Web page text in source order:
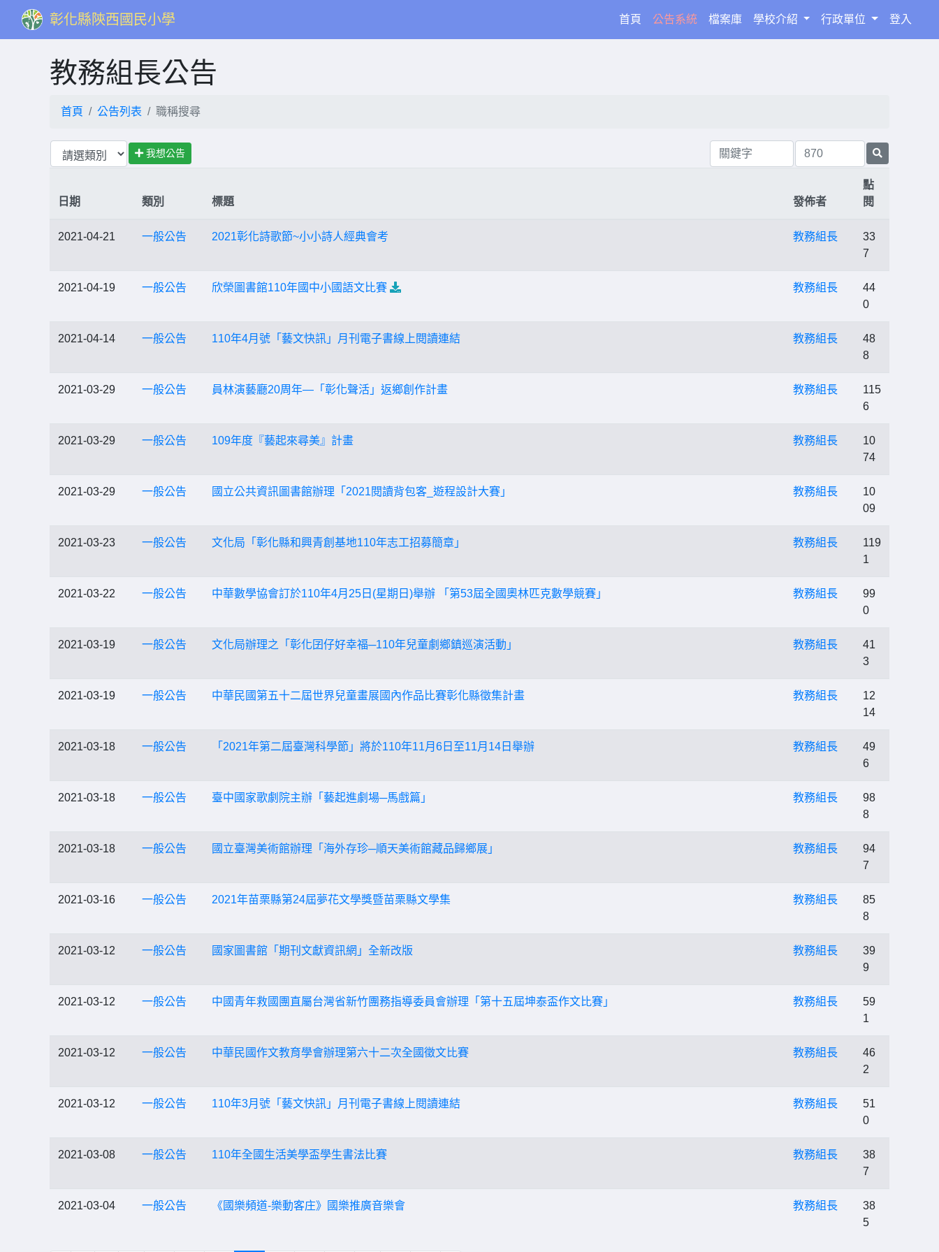
彰化縣陝西國民小學 首頁(current)
公告系統 檔案庫 學校介紹 行政單位 登入
教務組長公告
首頁 公告列表 職稱搜尋
我想公告
日期 類別 標題 發佈者
點
閱
2021-04-21 一般公告 2021彰化詩歌節~小小詩人經典會考 教務組長
33
7
2021-04-19 一般公告 欣榮圖書館110年國中小國語文比賽 教務組長
44
0
2021-04-14 一般公告 110年4月號「藝文快訊」月刊電子書線上閱讀連結 教務組長
48
8
2021-03-29 一般公告 員林演藝廳20周年—「彰化聲活」返鄉創作計畫 教務組長
115
6
2021-03-29 一般公告 109年度『藝起來尋美』計畫 教務組長
10
74
2021-03-29 一般公告 國立公共資訊圖書館辦理「2021閱讀背包客_遊程設計大賽」 教務組長
10
09
2021-03-23 一般公告 文化局「彰化縣和興青創基地110年志工招募簡章」 教務組長
119
1
2021-03-22 一般公告 中華數學協會訂於110年4月25日(星期日)舉辦 「第53屆全國奧林匹克數學競賽」 教務組長
99
0
2021-03-19 一般公告 文化局辦理之「彰化囝仔好幸福─110年兒童劇鄉鎮巡演活動」 教務組長
41
3
2021-03-19 一般公告 中華民國第五十二屆世界兒童畫展國內作品比賽彰化縣徵集計畫 教務組長
12
14
2021-03-18 一般公告 「2021年第二屆臺灣科學節」將於110年11月6日至11月14日舉辦 教務組長
49
6
2021-03-18 一般公告 臺中國家歌劇院主辦「藝起進劇場─馬戲篇」 教務組長
98
8
2021-03-18 一般公告 國立臺灣美術館辦理「海外存珍─順天美術館藏品歸鄉展」 教務組長
94
7
2021-03-16 一般公告 2021年苗栗縣第24屆夢花文學獎暨苗栗縣文學集 教務組長
85
8
2021-03-12 一般公告 國家圖書館「期刊文獻資訊網」全新改版 教務組長
39
9
2021-03-12 一般公告 中國青年救國團直屬台灣省新竹團務指導委員會辦理「第十五屆坤泰盃作文比賽」 教務組長
59
1
2021-03-12 一般公告 中華民國作文教育學會辦理第六十二次全國徵文比賽 教務組長
46
2
2021-03-12 一般公告 110年3月號「藝文快訊」月刊電子書線上閱讀連結 教務組長
51
0
2021-03-08 一般公告 110年全國生活美學盃學生書法比賽 教務組長
38
7
2021-03-04 一般公告 《國樂頻道-樂動客庄》國樂推廣音樂會 教務組長
38
5